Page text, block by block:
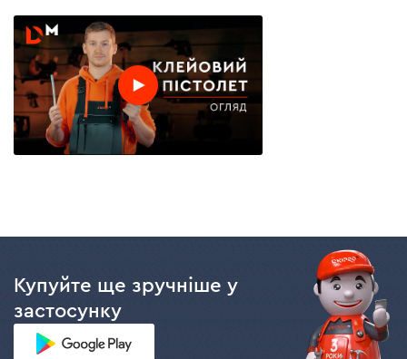
Купуйте ще зручніше у
застосунку